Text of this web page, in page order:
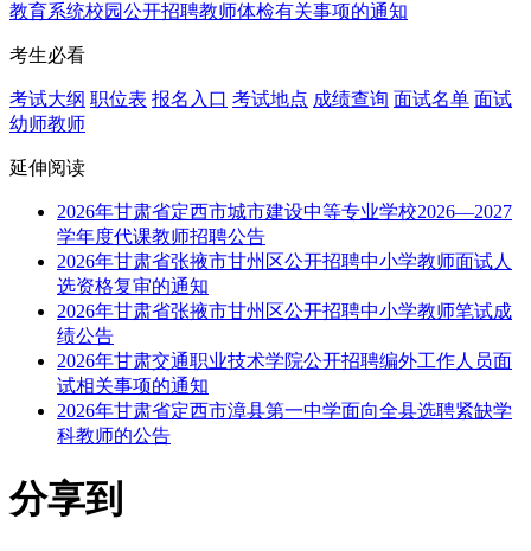
教育系统校园公开招聘教师体检有关事项的通知
考生必看
考试大纲 职位表 报名入口 考试地点 成绩查询 面试名单 面试
幼师教师
延伸阅读
2026年甘肃省定西市城市建设中等专业学校2026—2027
学年度代课教师招聘公告
2026年甘肃省张掖市甘州区公开招聘中小学教师面试人
选资格复审的通知
2026年甘肃省张掖市甘州区公开招聘中小学教师笔试成
绩公告
2026年甘肃交通职业技术学院公开招聘编外工作人员面
试相关事项的通知
2026年甘肃省定西市漳县第一中学面向全县选聘紧缺学
科教师的公告
分享到